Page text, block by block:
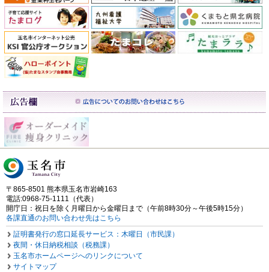
〒865-8501 熊本県玉名市岩崎163
電話:0968-75-1111（代表）
開庁日：祝日を除く月曜日から金曜日まで（午前8時30分～午後5時15分）
各課直通のお問い合わせ先はこちら
証明書発行の窓口延長サービス：木曜日（市民課）
夜間・休日納税相談（税務課）
玉名市ホームページへのリンクについて
サイトマップ